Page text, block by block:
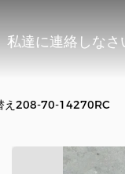
私達に連絡しなさ
え208-70-14270RC